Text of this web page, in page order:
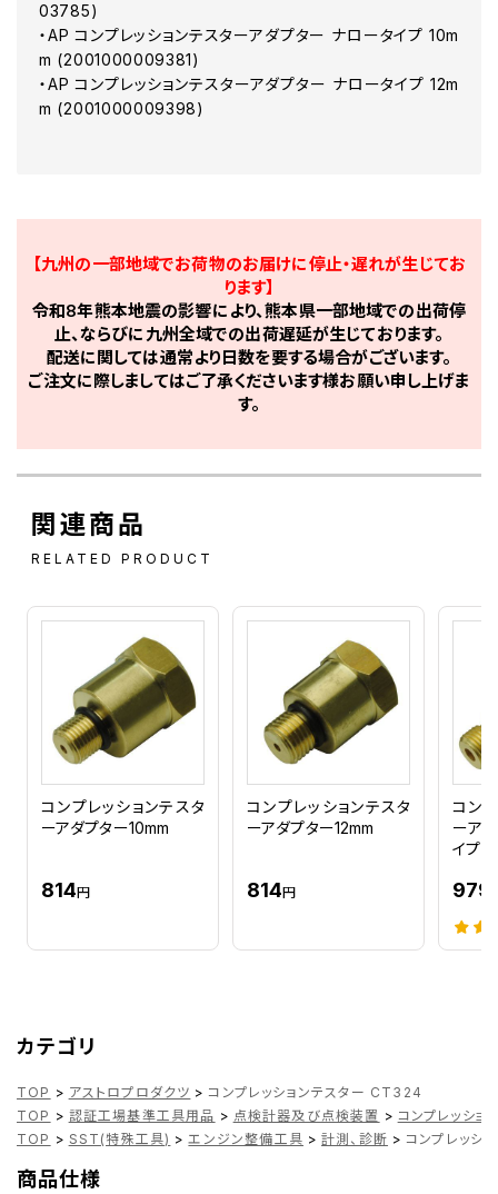
03785)
・AP コンプレッションテスターアダプター ナロータイプ 10m
m (2001000009381)
・AP コンプレッションテスターアダプター ナロータイプ 12m
m (2001000009398)
【九州の一部地域でお荷物のお届けに停止・遅れが生じてお
ります】
令和8年熊本地震の影響により、熊本県一部地域での出荷停
止、ならびに九州全域での出荷遅延が生じております。
配送に関しては通常より日数を要する場合がございます。
ご注文に際しましてはご了承くださいます様お願い申し上げま
す。
関連商品
RELATED PRODUCT
コンプレッションテスタ
ーアダプター10mm
814円
コンプレッションテスタ
ーアダプター12mm
814円
コン
ーア
イプ
979
カテゴリ
TOP > アストロプロダクツ > コンプレッションテスター CT324
TOP > 認証工場基準工具用品 > 点検計器及び点検装置 > コンプレッショ
TOP > SST(特殊工具) > エンジン整備工具 > 計測、診断 > コンプレッシ
商品仕様